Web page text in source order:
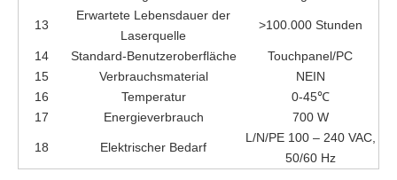
13
Erwartete Lebensdauer der
Laserquelle
>100.000 Stunden
14 Standard-Benutzeroberfläche
Touchpanel/PC
15
Verbrauchsmaterial
NEIN
16
Temperatur
0-45℃
17
Energieverbrauch 700 W
18 Elektrischer Bedarf
L/N/PE 100 – 240 VAC,
50/60 Hz